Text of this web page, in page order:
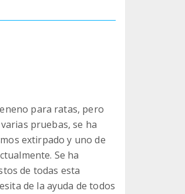
para ratas, pero
pruebas, se ha
extirpado y uno de
Se ha
de todas esta
de la ayuda de todos